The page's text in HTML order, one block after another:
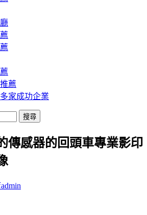
薦
家成功企業
傳感器的回頭車專業影印
admin